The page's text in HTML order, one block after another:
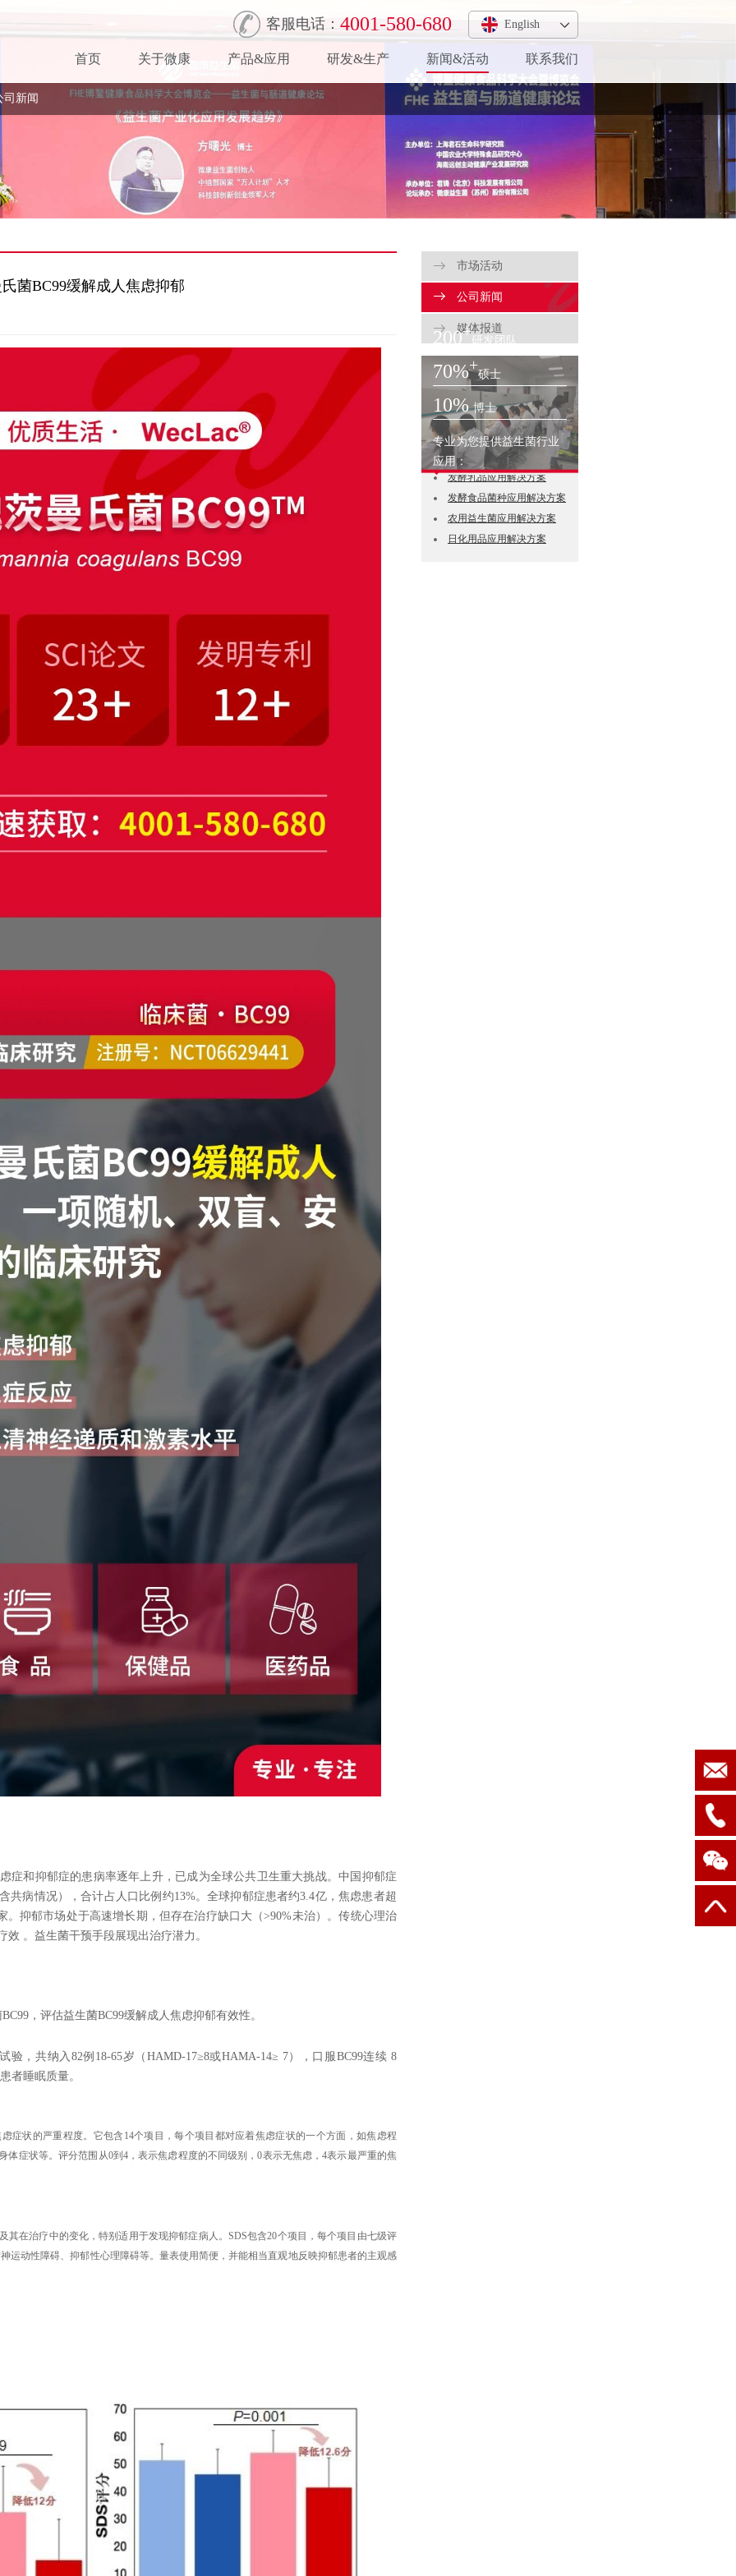
客服电话： 4001-580-680 English
首页 关于微康 产品&应用 研发&生产 新闻&活动 联系我们
司新闻
菌BC99缓解成人焦虑抑郁
症和抑郁症的患病率逐年上升，已成为全球公共卫生重大挑战。中国抑郁症
共病情况），合计占人口比例约13%。全球抑郁症患者约‌3.4亿‌，焦虑患者超‌
。抑郁市场处于高速增长期，但存在‌治疗缺口大（>90%未治）‌。传统心理治
。益生菌干预手段展现出治疗潜力。
，评估益生菌BC99缓解成人焦虑抑郁有效性。
，共纳入82例18-65岁（HAMD-17≥8或HAMA-14≥ 7），口服BC99连续 8
者睡眠质量。
症状的严重程度。它包含14个项目，每个项目都对应着焦虑症状的一个方面，如焦虑程
体症状等。评分范围从0到4，表示焦虑程度的不同级别，0表示无焦虑，4表示最严重的焦
其在治疗中的变化，特别适用于发现抑郁症病人。SDS包含20个项目，每个项目由七级评
运动性障碍、抑郁性心理障碍等。量表使用简便，并能相当直观地反映抑郁患者的主观感
市场活动
公司新闻
媒体报道
200+
研发团队
70%+
硕士
10% 博士
专业为您提供益生菌行业
应用：益生菌菌粉应用解决方案
发酵乳品应用解决方案
发酵食品菌种应用解决方案
农用益生菌应用解决方案
日化用品应用解决方案